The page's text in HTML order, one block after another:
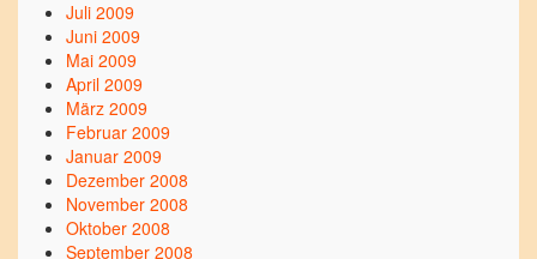
Juli 2009
Juni 2009
Mai 2009
April 2009
März 2009
Februar 2009
Januar 2009
Dezember 2008
November 2008
Oktober 2008
September 2008